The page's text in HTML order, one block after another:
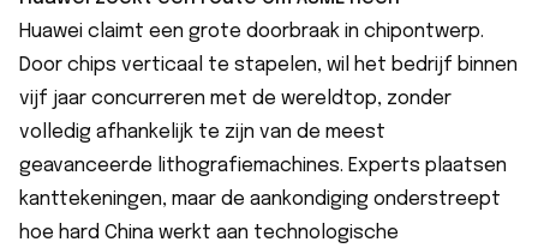
Huawei claimt een grote doorbraak in chipontwerp.
Door chips verticaal te stapelen, wil het bedrijf binnen
vijf jaar concurreren met de wereldtop, zonder
volledig afhankelijk te zijn van de meest
geavanceerde lithografiemachines. Experts plaatsen
kanttekeningen, maar de aankondiging onderstreept
hoe hard China werkt aan technologische